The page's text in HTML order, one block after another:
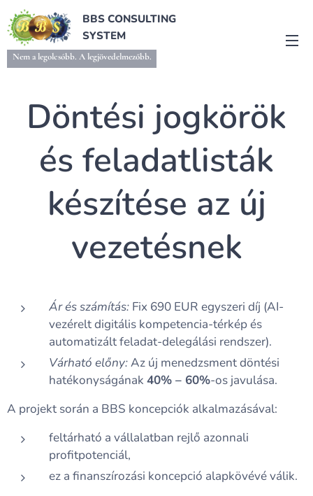
BBS CONSULTING
SYSTEM
Nem a legolcsóbb. A legjövedelmezőbb.
Döntési jogkörök
és feladatlisták
készítése az új
vezetésnek
Ár és számítás: Fix 690 EUR egyszeri díj (AI-
vezérelt digitális kompetencia-térkép és
automatizált feladat-delegálási rendszer).
Várható előny:Az új menedzsment döntési
hatékonyságának 40% – 60%-os javulása.
A projekt során a BBS koncepciók alkalmazásával:
feltárható a vállalatban rejlő azonnali
profitpotenciál,
ez a finanszírozási koncepció alapkövévé válik.